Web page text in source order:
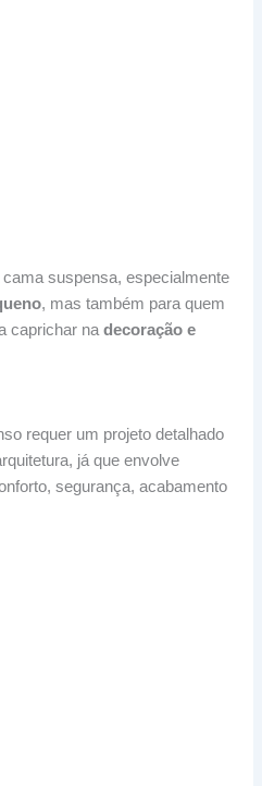
suspensa, especialmente
, mas também para quem
caprichar nadecoração e
requer um projeto detalhado
já que envolve
segurança, acabamento